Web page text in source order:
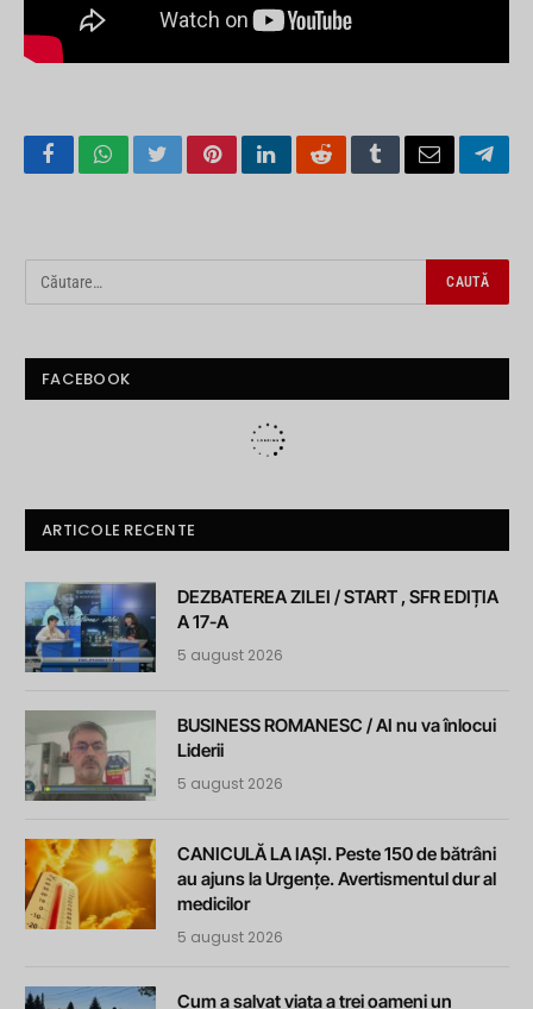
FacebookWhatsApp
TwitterPinterestLinkedInRedditTumblrEmail
FACEBOOK
ARTICOLE RECENTE
DEZBATEREA ZILEI / START , SFR EDIȚIA
A 17-A
5 august 2026
BUSINESS ROMANESC / AI nu va înlocui
Liderii
5 august 2026
CANICULĂ LA IAȘI. Peste 150 de bătrâni
au ajuns la Urgențe. Avertismentul dur al
medicilor
5 august 2026
Cum a salvat viața a trei oameni un